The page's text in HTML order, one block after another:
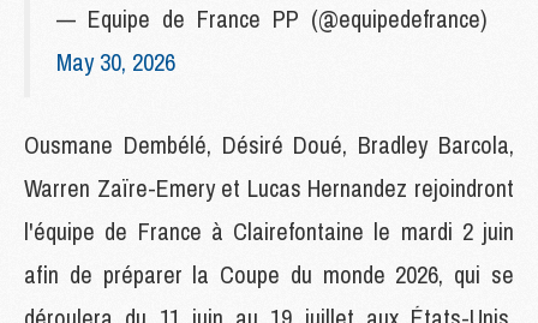
— Equipe de France PP (@equipedefrance)
May 30, 2026
Ousmane Dembélé, Désiré Doué, Bradley Barcola,
Warren Zaïre-Emery et Lucas Hernandez rejoindront
l'équipe de France à Clairefontaine le mardi 2 juin
afin de préparer la Coupe du monde 2026, qui se